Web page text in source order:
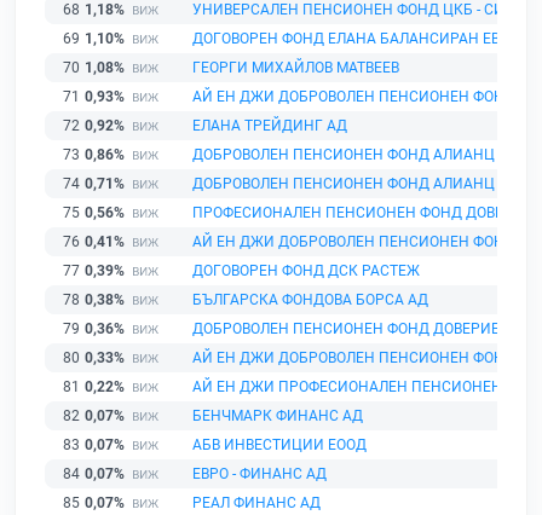
68 1,18%
УНИВЕРСАЛЕН ПЕНСИОНЕН ФОНД ЦКБ - СИЛА
69 1,10%
ДОГОВОРЕН ФОНД ЕЛАНА БАЛАНСИРАН ЕВРО
70 1,08%
ГЕОРГИ МИХАЙЛОВ МАТВЕЕВ
71 0,93%
АЙ ЕН ДЖИ ДОБРОВОЛЕН ПЕНСИОНЕН ФОНД
72 0,92%
ЕЛАНА ТРЕЙДИНГ АД
73 0,86%
ДОБРОВОЛЕН ПЕНСИОНЕН ФОНД АЛИАНЦ
74 0,71%
ДОБРОВОЛЕН ПЕНСИОНЕН ФОНД АЛИАНЦ
75 0,56%
ПРОФЕСИОНАЛЕН ПЕНСИОНЕН ФОНД ДОВЕРИЕ
76 0,41%
АЙ ЕН ДЖИ ДОБРОВОЛЕН ПЕНСИОНЕН ФОНД
77 0,39%
ДОГОВОРЕН ФОНД ДСК РАСТЕЖ
78 0,38%
БЪЛГАРСКА ФОНДОВА БОРСА АД
79 0,36%
ДОБРОВОЛЕН ПЕНСИОНЕН ФОНД ДОВЕРИЕ
80 0,33%
АЙ ЕН ДЖИ ДОБРОВОЛЕН ПЕНСИОНЕН ФОНД
81 0,22%
АЙ ЕН ДЖИ ПРОФЕСИОНАЛЕН ПЕНСИОНЕН
82 0,07%
БЕНЧМАРК ФИНАНС АД
83 0,07%
АБВ ИНВЕСТИЦИИ ЕООД
84 0,07%
ЕВРО - ФИНАНС АД
85 0,07%
РЕАЛ ФИНАНС АД